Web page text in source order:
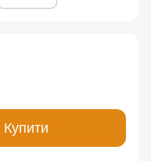
Купити